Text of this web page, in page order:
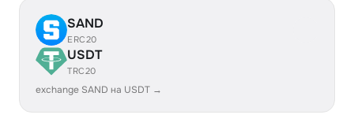
SAND
ERC20
USDT
TRC20
exchange SAND на USDT →